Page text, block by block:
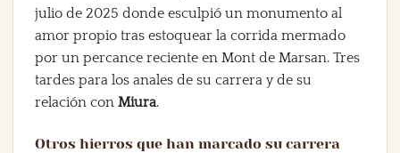
julio de 2025 donde esculpió un monumento al
amor propio tras estoquear la corrida mermado
por un percance reciente en Mont de Marsan. Tres
tardes para los anales de su carrera y de su
relación con Miura.
Otros hierros que han marcado su carrera